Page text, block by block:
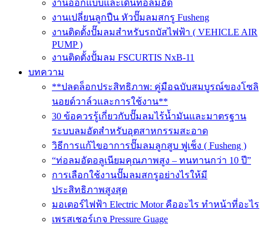
งานออกแบบและเดินท่อลมอัด
งานเปลี่ยนลูกปืน หัวปั๊มลมสกรู Fusheng
งานติดตั้งปั๊มลมสำหรับรถบัสไฟฟ้า ( VEHICLE AIR
PUMP )
งานติดตั้งปั้มลม FSCURTIS NxB-11
บทความ
**ปลดล็อกประสิทธิภาพ: คู่มือฉบับสมบูรณ์ของโซลิ
นอยด์วาล์วและการใช้งาน**
30 ข้อควรรู้เกี่ยวกับปั๊มลมไร้น้ำมันและมาตรฐาน
ระบบลมอัดสำหรับอุตสาหกรรมสะอาด
วิธีการแก้ไขอาการปั๊มลมลูกสูบ ฟูเช็ง ( Fusheng )
“ท่อลมอัดอลูเนียมคุณภาพสูง – ทนทานกว่า 10 ปี”
การเลือกใช้งานปั๊มลมสกรูอย่างไรให้มี
ประสิทธิภาพสูงสุด
มอเตอร์ไฟฟ้า Electric Motor คืออะไร ทำหน้าที่อะไร
เพรสเชอร์เกจ Pressure Guage